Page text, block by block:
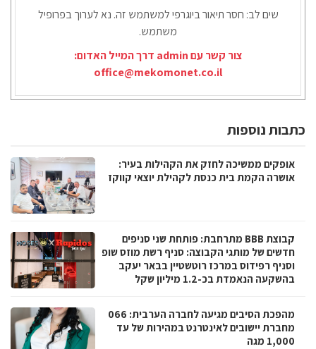
שים לב: חסר תיאור ביוגרפי למשתמש זה. נא לערוך בפרופיל
משתמש.
צור קשר עם admin דרך המייל האדום:
office@mekomonet.co.il
כתבות נוספות
אופקים ממשיכה לחזק את הקהילות בעיר:
אושרה הקמת בית כנסת לקהילת יוצאי קווקז
קבוצת BBB מתרחבת: פותחת שני סניפים
חדשים של מותגי הקבוצה: סניף רשת מוזס שופ
וסניף רפידוס במרכז רוטשטיין בבאר יעקב
בהשקעה הנאמדת בכ-1.2 מיליון שקל
מהפכת הסיבים מגיעה לחברה הערבית: 066
מחברת יישובים לאינטרנט במהירות של עד
1,000 מגה